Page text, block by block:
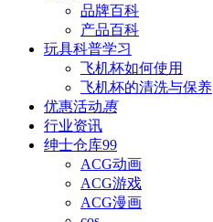
品牌百科
产品百科
玩具科普学习
飞机杯如何使用
飞机杯的清洗与保养
优惠活动惠
行业资讯
绅士仓库99
ACG动画
ACG游戏
ACG漫画